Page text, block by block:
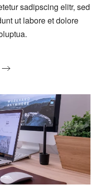
sadipscing elitr, sed
ut labore et dolore